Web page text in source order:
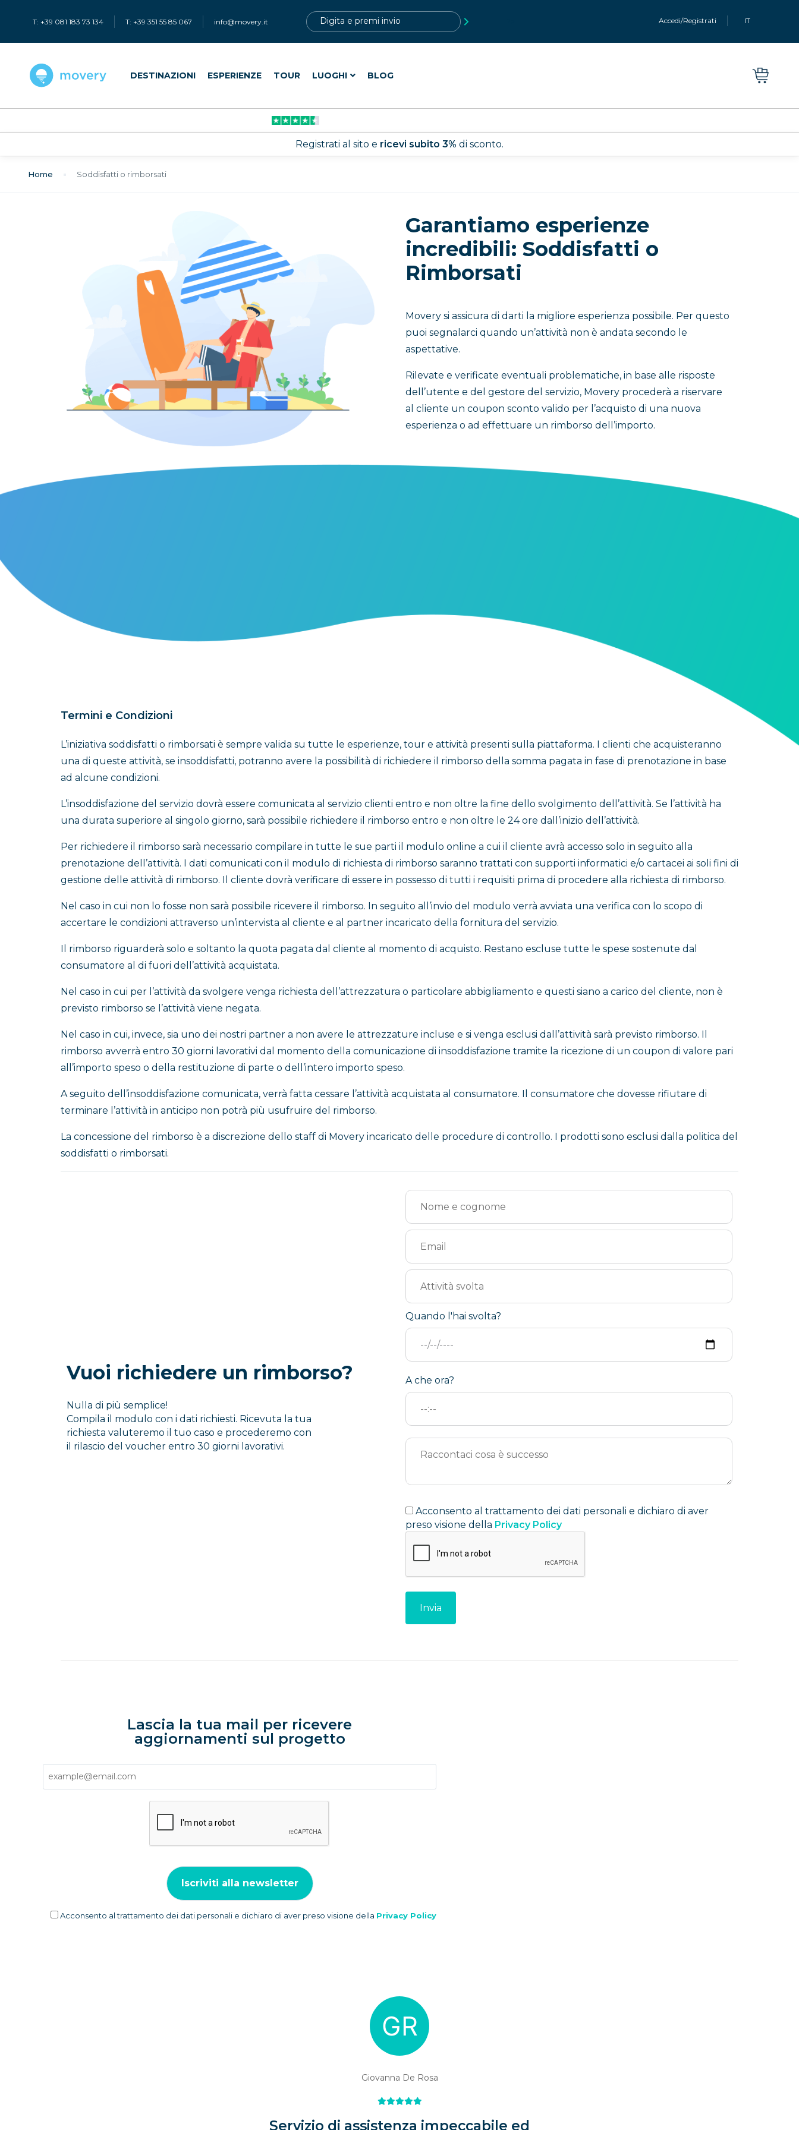
T: +39 081 183 73 134 T: +39 351 55 85 067 info@movery.it Accedi/Registrati IT
DESTINAZIONI ESPERIENZE TOUR LUOGHI BLOG
Registrati al sito e ricevi subito 3% di sconto.
Home Soddisfatti o rimborsati
Garantiamo esperienze
incredibili: Soddisfatti o
Rimborsati
Movery si assicura di darti la migliore esperienza possibile. Per questo
puoi segnalarci quando un’attività non è andata secondo le
aspettative.
Rilevate e verificate eventuali problematiche, in base alle risposte
dell’utente e del gestore del servizio, Movery procederà a riservare
al cliente un coupon sconto valido per l’acquisto di una nuova
esperienza o ad effettuare un rimborso dell’importo.
Termini e Condizioni
L’iniziativa soddisfatti o rimborsati è sempre valida su tutte le esperienze, tour e attività presenti sulla piattaforma. I clienti che acquisteranno
una di queste attività, se insoddisfatti, potranno avere la possibilità di richiedere il rimborso della somma pagata in fase di prenotazione in base
ad alcune condizioni.
L’insoddisfazione del servizio dovrà essere comunicata al servizio clienti entro e non oltre la fine dello svolgimento dell’attività. Se l’attività ha
una durata superiore al singolo giorno, sarà possibile richiedere il rimborso entro e non oltre le 24 ore dall’inizio dell’attività.
Per richiedere il rimborso sarà necessario compilare in tutte le sue parti il modulo online a cui il cliente avrà accesso solo in seguito alla
prenotazione dell’attività. I dati comunicati con il modulo di richiesta di rimborso saranno trattati con supporti informatici e/o cartacei ai soli fini di
gestione delle attività di rimborso. Il cliente dovrà verificare di essere in possesso di tutti i requisiti prima di procedere alla richiesta di rimborso.
Nel caso in cui non lo fosse non sarà possibile ricevere il rimborso. In seguito all’invio del modulo verrà avviata una verifica con lo scopo di
accertare le condizioni attraverso un’intervista al cliente e al partner incaricato della fornitura del servizio.
Il rimborso riguarderà solo e soltanto la quota pagata dal cliente al momento di acquisto. Restano escluse tutte le spese sostenute dal
consumatore al di fuori dell’attività acquistata.
Nel caso in cui per l’attività da svolgere venga richiesta dell’attrezzatura o particolare abbigliamento e questi siano a carico del cliente, non è
previsto rimborso se l’attività viene negata.
Nel caso in cui, invece, sia uno dei nostri partner a non avere le attrezzature incluse e si venga esclusi dall’attività sarà previsto rimborso. Il
rimborso avverrà entro 30 giorni lavorativi dal momento della comunicazione di insoddisfazione tramite la ricezione di un coupon di valore pari
all’importo speso o della restituzione di parte o dell’intero importo speso.
A seguito dell’insoddisfazione comunicata, verrà fatta cessare l’attività acquistata al consumatore. Il consumatore che dovesse rifiutare di
terminare l’attività in anticipo non potrà più usufruire del rimborso.
La concessione del rimborso è a discrezione dello staff di Movery incaricato delle procedure di controllo. I prodotti sono esclusi dalla politica del
soddisfatti o rimborsati.
Vuoi richiedere un rimborso?
Nulla di più semplice!
Compila il modulo con i dati richiesti. Ricevuta la tua
richiesta valuteremo il tuo caso e procederemo con
il rilascio del voucher entro 30 giorni lavorativi.
Quando l'hai svolta?
A che ora?
Acconsento al trattamento dei dati personali e dichiaro di aver
preso visione della Privacy Policy
Lascia la tua mail per ricevere
aggiornamenti sul progetto
Acconsento al trattamento dei dati personali e dichiaro di aver preso visione della Privacy Policy
Giovanna De Rosa
Servizio di assistenza impeccabile ed